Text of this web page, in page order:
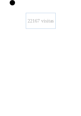
22167 visitas